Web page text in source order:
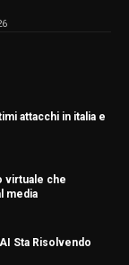
attacchi in italia e
virtuale che
media
Sta Risolvendo